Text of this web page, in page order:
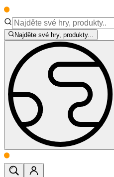
Najděte své hry, produkty...